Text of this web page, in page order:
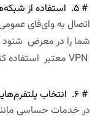
# ۵. استفاده از شبکه‌های امن (و نه وای‌فای عمومی)
اتصال به وای‌فای
# ۶. انتخاب پلتفرم‌هایی با استانداردهای امنیتی بالا
در خدمات حساسی مانند